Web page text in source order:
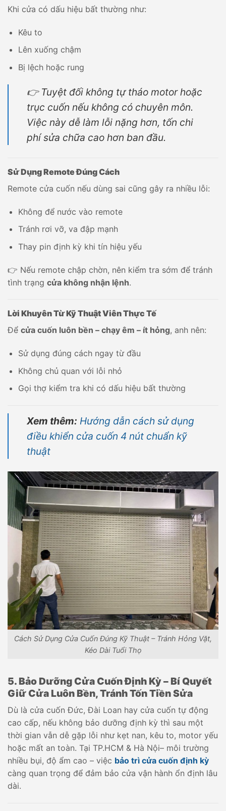
Khi cửa có dấu hiệu bất thường như:
Kêu to
Lên xuống chậm
Bị lệch hoặc rung
👉 Tuyệt đối không tự tháo motor hoặc
trục cuốn nếu không có chuyên môn.
Việc này dễ làm lỗi nặng hơn, tốn chi
phí sửa chữa cao hơn ban đầu.
Sử Dụng Remote Đúng Cách
Remote cửa cuốn nếu dùng sai cũng gây ra nhiều lỗi:
Không để nước vào remote
Tránh rơi vỡ, va đập mạnh
Thay pin định kỳ khi tín hiệu yếu
👉 Nếu remote chập chờn, nên kiểm tra sớm để tránh
tình trạng cửa không nhận lệnh.
Lời Khuyên Từ Kỹ Thuật Viên Thực Tế
Để cửa cuốn luôn bền – chạy êm – ít hỏng, anh nên:
Sử dụng đúng cách ngay từ đầu
Không chủ quan với lỗi nhỏ
Gọi thợ kiểm tra khi có dấu hiệu bất thường
Xem thêm: Hướng dẫn cách sử dụng
điều khiển cửa cuốn 4 nút chuẩn kỹ
thuật
Cách Sử Dụng Cửa Cuốn Đúng Kỹ Thuật – Tránh Hỏng Vặt,
Kéo Dài Tuổi Thọ
5. Bảo Dưỡng Cửa Cuốn Định Kỳ – Bí Quyết
Giữ Cửa Luôn Bền, Tránh Tốn Tiền Sửa
Dù là cửa cuốn Đức, Đài Loan hay cửa cuốn tự động
cao cấp, nếu không bảo dưỡng định kỳ thì sau một
thời gian vẫn dễ gặp lỗi như kẹt nan, kêu to, motor yếu
hoặc mất an toàn. Tại TP.HCM & Hà Nội– môi trường
nhiều bụi, độ ẩm cao – việc bảo trì cửa cuốn định kỳ
càng quan trọng để đảm bảo cửa vận hành ổn định lâu
dài.